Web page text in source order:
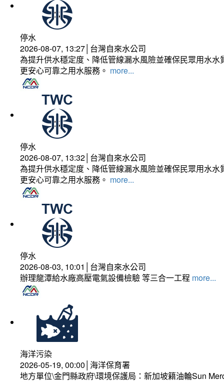
停水
2026-08-07, 13:27│台灣自來水公司
為提升供水穩定度、降低管線漏水風險並確保民眾用水
更安心可靠之用水服務。 more...
停水
2026-08-07, 13:32│台灣自來水公司
為提升供水穩定度、降低管線漏水風險並確保民眾用水
更安心可靠之用水服務。 more...
停水
2026-08-03, 10:01│台灣自來水公司
辦理龍潭給水廠高壓電氣設備檢驗 等三合一工程 more...
海洋污染
2026-05-19, 00:00│海洋保育署
地方單位\金門縣政府\環境保護局：新加坡籍油輪Sun